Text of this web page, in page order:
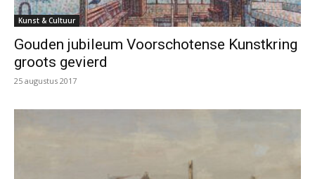
Kunst & Cultuur
Gouden jubileum Voorschotense Kunstkring
groots gevierd
25 augustus 2017